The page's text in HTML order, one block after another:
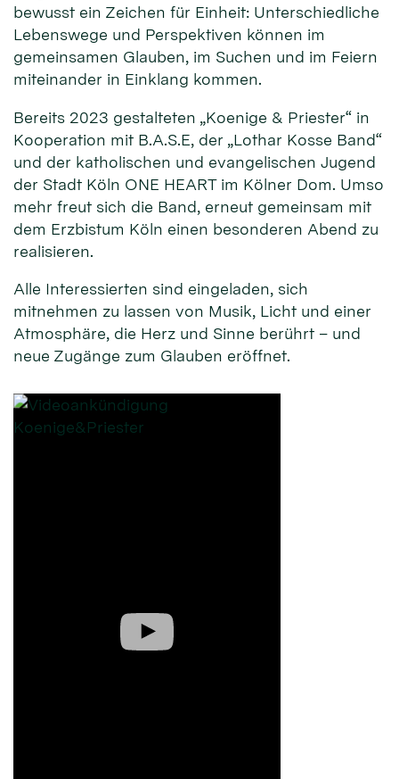
bewusst ein Zeichen für Einheit: Unterschiedliche
Lebenswege und Perspektiven können im
gemeinsamen Glauben, im Suchen und im Feiern
miteinander in Einklang kommen.
Bereits 2023 gestalteten „Koenige & Priester“ in
Kooperation mit B.A.S.E, der „Lothar Kosse Band“
und der katholischen und evangelischen Jugend
der Stadt Köln ONE HEART im Kölner Dom. Umso
mehr freut sich die Band, erneut gemeinsam mit
dem Erzbistum Köln einen besonderen Abend zu
realisieren.
Alle Interessierten sind eingeladen, sich
mitnehmen zu lassen von Musik, Licht und einer
Atmosphäre, die Herz und Sinne berührt – und
neue Zugänge zum Glauben eröffnet.